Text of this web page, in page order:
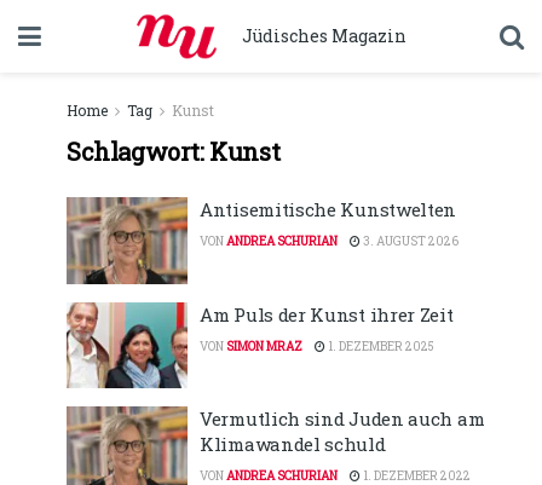
Jüdisches Magazin
Home Tag Kunst
Schlagwort:Kunst
Antisemitische Kunstwelten
VONANDREA SCHURIAN 3. AUGUST 2026
Am Puls der Kunst ihrer Zeit
VON SIMON MRAZ 1. DEZEMBER 2025
Vermutlich sind Juden auch am
Klimawandel schuld
VONANDREA SCHURIAN 1. DEZEMBER 2022